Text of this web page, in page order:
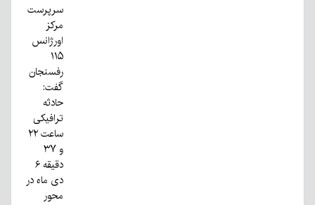
سرپرست
مرکز
اورژانس
۱۱۵
رفسنجان
گفت:
حادثه
ترافیکی
ساعت ۲۲
و ۳۷
دقیقه ۶
دی ماه در
محور